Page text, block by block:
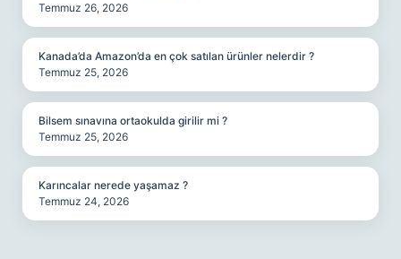
Temmuz 26, 2026
Kanada’da Amazon’da en çok satılan ürünler nelerdir ?
Temmuz 25, 2026
Bilsem sınavına ortaokulda girilir mi ?
Temmuz 25, 2026
Karıncalar nerede yaşamaz ?
Temmuz 24, 2026